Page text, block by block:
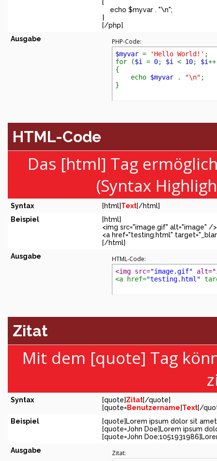
{
echo $myvar . "\n";
}
[/php]
Ausgabe
PHP-Code:
$myvar = 'Hello World!' ;
for ($i = 0; $i < 10; $i
{
echo $myvar . "\n" ;
}
HTML-Code
Das [html] Tag
(Syntax
Syntax [html]Text[/html]
Beispiel
[html]
<img src="image.gif" alt="image" />
<a href="testing.html"
[/html]
Ausgabe
HTML-Code:
<img src="image.gif" alt=
<a href="testing.html"
Zitat
Mit dem [quote] Tag
Syntax [quote]Zitat[/quote]
[quote=Benutzername]Text[/
Beispiel
[quote]Lorem ipsum dolor sit
[quote=John Doe]Lorem ipsum
[quote=John
Ausgabe
Zitat: